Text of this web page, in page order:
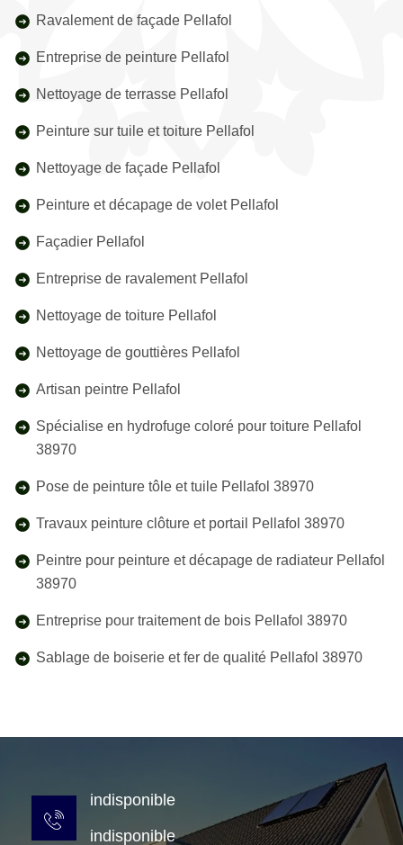
Ravalement de façade Pellafol
Entreprise de peinture Pellafol
Nettoyage de terrasse Pellafol
Peinture sur tuile et toiture Pellafol
Nettoyage de façade Pellafol
Peinture et décapage de volet Pellafol
Façadier Pellafol
Entreprise de ravalement Pellafol
Nettoyage de toiture Pellafol
Nettoyage de gouttières Pellafol
Artisan peintre Pellafol
Spécialise en hydrofuge coloré pour toiture Pellafol
38970
Pose de peinture tôle et tuile Pellafol 38970
Travaux peinture clôture et portail Pellafol 38970
Peintre pour peinture et décapage de radiateur Pellafol
38970
Entreprise pour traitement de bois Pellafol 38970
Sablage de boiserie et fer de qualité Pellafol 38970
indisponible
indisponible